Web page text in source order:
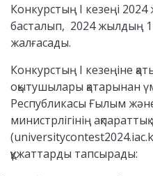
Конкурстың I кезеңі
басталып, 2024 жылдың
жалғасады.
Конкурстың I кезеңіне
оқытушылары қатарынан
Республикасы Ғылым
министрлігінің ақпараттық
құжаттарды тапсырады: